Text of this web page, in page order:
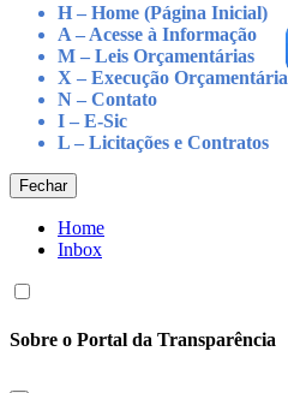
H – Home (Página Inicial)
A – Acesse à Informação
M – Leis Orçamentárias
X – Execução Orçamentária
N – Contato
I – E-Sic
L – Licitações e Contratos
Fechar
Home
Inbox
Sobre o Portal da Transparência